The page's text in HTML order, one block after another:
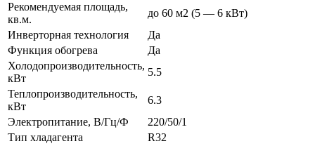
Рекомендуемая площадь,
кв.м.
до 60 м2 (5 — 6 кВт)
Инверторная технология
Да
Функция обогрева
Да
Холодопроизводительность,
кВт
5.5
Теплопроизводительность,
кВт
6.3
Электропитание, В/Гц/Ф
220/50/1
Тип хладагента
R32